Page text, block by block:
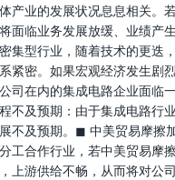
产业的发展状况息息相关。
面临业务发展放缓、业绩产
集型行业，随着技术的更迭
紧密。如果宏观经济发生剧
司在内的集成电路企业面临
不及预期：由于集成电路行
不及预期。◼ 中美贸易摩擦
工合作行业，若中美贸易摩
上游供给不畅，从而将对公